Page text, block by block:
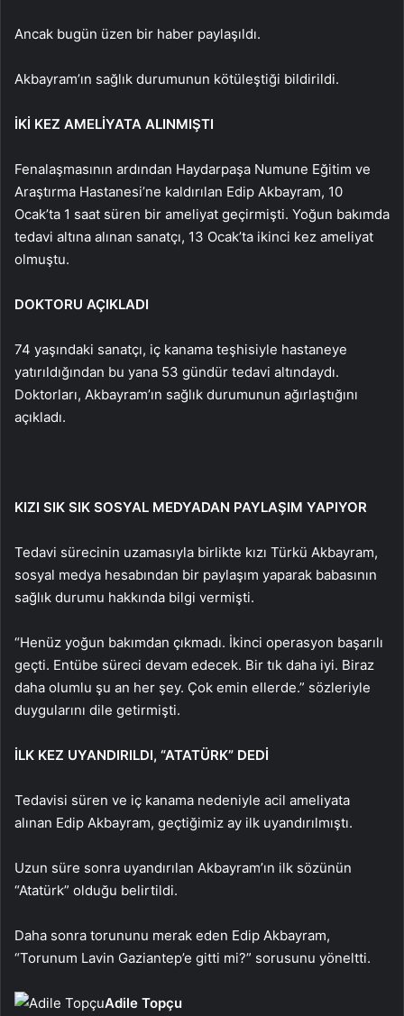
Ancak bugün üzen bir haber paylaşıldı.
Akbayram’ın sağlık durumunun kötüleştiği bildirildi.
İKİ KEZ AMELİYATA ALINMIŞTI
Fenalaşmasının ardından Haydarpaşa Numune Eğitim ve
Araştırma Hastanesi’ne kaldırılan Edip Akbayram, 10
Ocak’ta 1 saat süren bir ameliyat geçirmişti. Yoğun bakımda
tedavi altına alınan sanatçı, 13 Ocak’ta ikinci kez ameliyat
olmuştu.
DOKTORU AÇIKLADI
74 yaşındaki sanatçı, iç kanama teşhisiyle hastaneye
yatırıldığından bu yana 53 gündür tedavi altındaydı.
Doktorları, Akbayram’ın sağlık durumunun ağırlaştığını
açıkladı.
KIZI SIK SIK SOSYAL MEDYADAN PAYLAŞIM YAPIYOR
Tedavi sürecinin uzamasıyla birlikte kızı Türkü Akbayram,
sosyal medya hesabından bir paylaşım yaparak babasının
sağlık durumu hakkında bilgi vermişti.
“Henüz yoğun bakımdan çıkmadı. İkinci operasyon başarılı
geçti. Entübe süreci devam edecek. Bir tık daha iyi. Biraz
daha olumlu şu an her şey. Çok emin ellerde.” sözleriyle
duygularını dile getirmişti.
İLK KEZ UYANDIRILDI, “ATATÜRK” DEDİ
Tedavisi süren ve iç kanama nedeniyle acil ameliyata
alınan Edip Akbayram, geçtiğimiz ay ilk uyandırılmıştı.
Uzun süre sonra uyandırılan Akbayram’ın ilk sözünün
“Atatürk” olduğu belirtildi.
Daha sonra torununu merak eden Edip Akbayram,
“Torunum Lavin Gaziantep’e gitti mi?” sorusunu yöneltti.
Adile Topçu